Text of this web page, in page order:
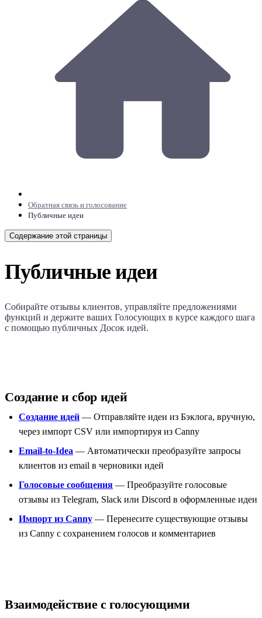
Обратная связь и голосование
Публичные идеи
Содержание этой страницы
Публичные идеи
Собирайте отзывы клиентов, управляйте предложениями
функций и держите ваших Голосующих в курсе каждого шага
с помощью публичных Досок идей.
Создание и сбор идей
Создание идей — Отправляйте идеи из Бэклога, вручную,
через импорт CSV или импортируя из Canny
Email-to-Idea — Автоматически преобразуйте запросы
клиентов из email в черновики идей
Голосовые сообщения — Преобразуйте голосовые
отзывы из Telegram, Slack или Discord в оформленные идеи
Импорт из Canny — Перенесите существующие отзывы
из Canny с сохранением голосов и комментариев
Взаимодействие с голосующими